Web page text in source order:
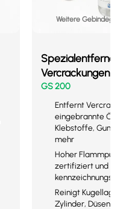
Weitere Gebindegrößen
Spezialentferner für
Vercrackungen
GS 200
Entfernt
eingebrannte Öle
Klebstoffe,
mehr
Hoher Flammpunkt,
zertifiziert und
kennzeichnungsfrei
Reinigt Kugellager,
Zylinder, Düsen,